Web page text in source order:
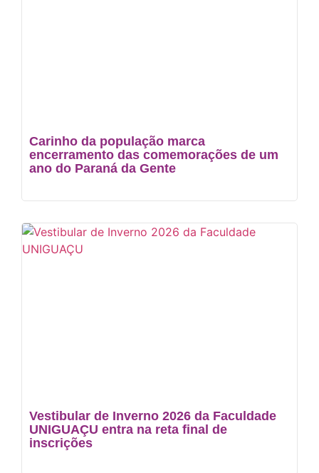
Carinho da população marca
encerramento das comemorações de um
ano do Paraná da Gente
Vestibular de Inverno 2026 da Faculdade
UNIGUAÇU entra na reta final de
inscrições